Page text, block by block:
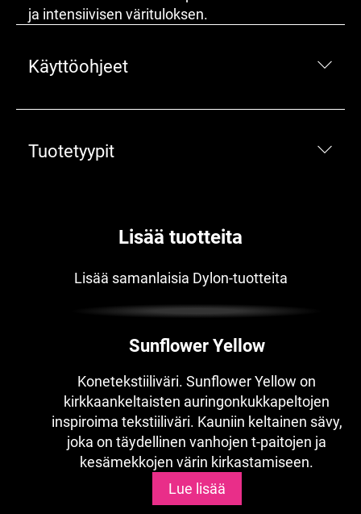
ja intensiivisen värituloksen.
Käyttöohjeet
Tuotetyypit
Lisää tuotteita
Lisää samanlaisia Dylon-tuotteita
Sunflower Yellow
Konetekstiiliväri. Sunflower Yellow on
kirkkaankeltaisten auringonkukkapeltojen
inspiroima tekstiiliväri. Kauniin keltainen sävy,
joka on täydellinen vanhojen t-paitojen ja
kesämekkojen värin kirkastamiseen.
Lue lisää